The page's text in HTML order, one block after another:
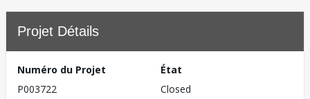
Projet Détails
Numéro du Projet
P003722
État
Closed